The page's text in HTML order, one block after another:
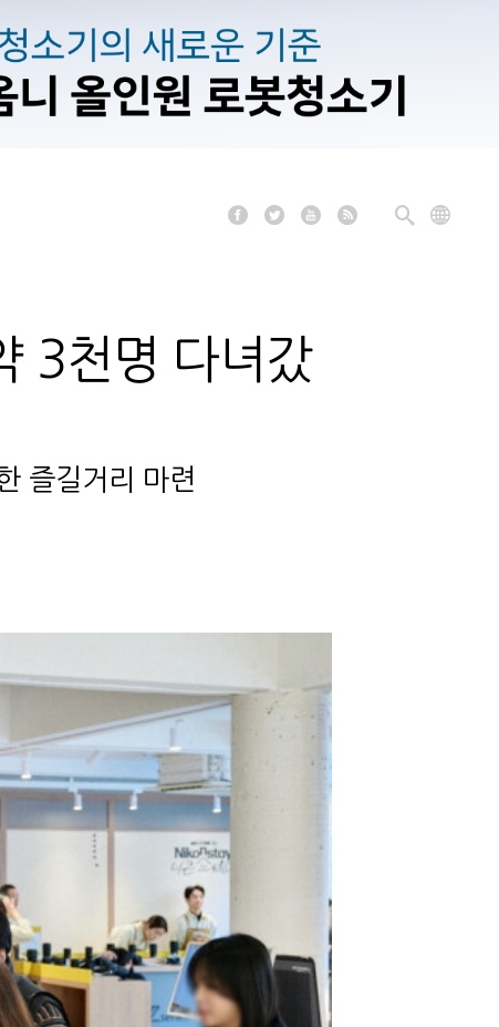
3천명 다녀갔
즐길거리 마련